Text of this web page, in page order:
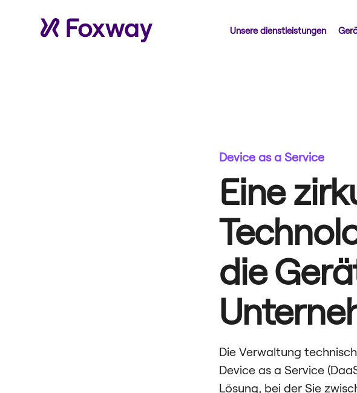
Unsere dienstleistungen
Device as a Service
Eine
die
Die Verwaltung
Device as a Service
Lösung, bei der Sie